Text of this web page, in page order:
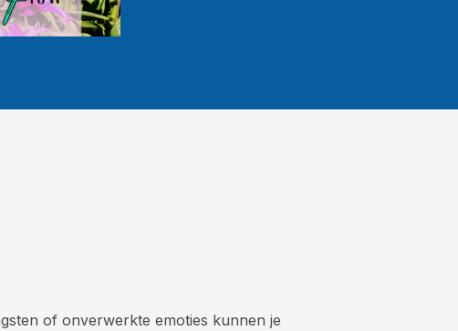
of onverwerkte emoties kunnen je